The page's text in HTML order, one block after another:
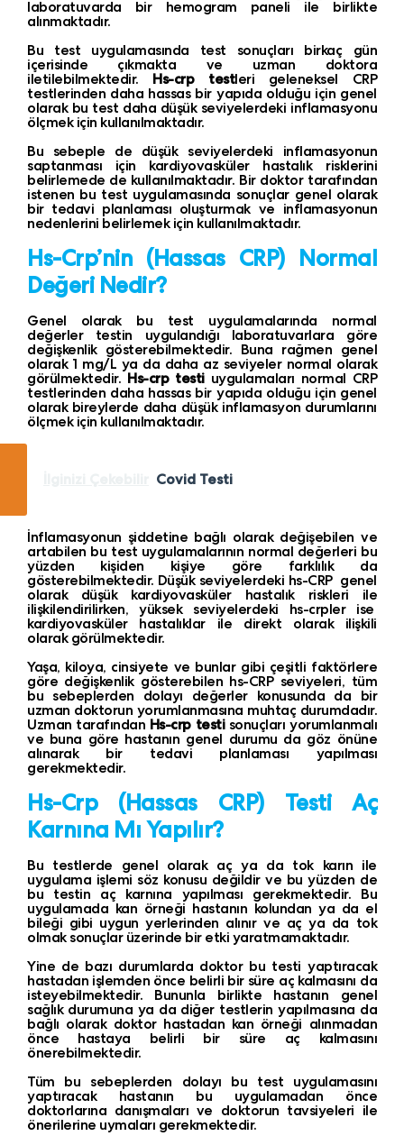
laboratuvarda bir hemogram paneli ile birlikte
alınmaktadır.
Bu test uygulamasında test sonuçları birkaç gün
içerisinde çıkmakta ve uzman doktora
iletilebilmektedir. Hs-crp testleri geleneksel CRP
testlerinden daha hassas bir yapıda olduğu için genel
olarak bu test daha düşük seviyelerdeki inflamasyonu
ölçmek için kullanılmaktadır.
Bu sebeple de düşük seviyelerdeki inflamasyonun
saptanması için kardiyovasküler hastalık risklerini
belirlemede de kullanılmaktadır. Bir doktor tarafından
istenen bu test uygulamasında sonuçlar genel olarak
bir tedavi planlaması oluşturmak ve inflamasyonun
nedenlerini belirlemek için kullanılmaktadır.
Hs-Crp’nin (Hassas CRP) Normal
Değeri Nedir?
Genel olarak bu test uygulamalarında normal
değerler testin uygulandığı laboratuvarlara göre
değişkenlik gösterebilmektedir. Buna rağmen genel
olarak 1 mg/L ya da daha az seviyeler normal olarak
görülmektedir. Hs-crp testiuygulamaları normal CRP
testlerinden daha hassas bir yapıda olduğu için genel
olarak bireylerde daha düşük inflamasyon durumlarını
ölçmek için kullanılmaktadır.
Covid Testi
İnflamasyonun şiddetine bağlı olarak değişebilen ve
artabilen bu test uygulamalarının normal değerleri bu
yüzden kişiden kişiye göre farklılık da
gösterebilmektedir. Düşük seviyelerdeki hs-CRP genel
olarak düşük kardiyovasküler hastalık riskleri ile
ilişkilendirilirken, yüksek seviyelerdeki hs-crpler ise
kardiyovasküler hastalıklar ile direkt olarak ilişkili
olarak görülmektedir.
Yaşa, kiloya, cinsiyete ve bunlar gibi çeşitli faktörlere
göre değişkenlik gösterebilen hs-CRP seviyeleri, tüm
bu sebeplerden dolayı değerler konusunda da bir
uzman doktorun yorumlanmasına muhtaç durumdadır.
Uzman tarafından Hs-crp testisonuçları yorumlanmalı
ve buna göre hastanın genel durumu da göz önüne
alınarak bir tedavi planlaması yapılması
gerekmektedir.
Hs-Crp (Hassas CRP) Testi Aç
Karnına Mı Yapılır?
Bu testlerde genel olarak aç ya da tok karın ile
uygulama işlemi söz konusu değildir ve bu yüzden de
bu testin aç karnına yapılması gerekmektedir. Bu
uygulamada kan örneği hastanın kolundan ya da el
bileği gibi uygun yerlerinden alınır ve aç ya da tok
olmak sonuçlar üzerinde bir etki yaratmamaktadır.
Yine de bazı durumlarda doktor bu testi yaptıracak
hastadan işlemden önce belirli bir süre aç kalmasını da
isteyebilmektedir. Bununla birlikte hastanın genel
sağlık durumuna ya da diğer testlerin yapılmasına da
bağlı olarak doktor hastadan kan örneği alınmadan
önce hastaya belirli bir süre aç kalmasını
önerebilmektedir.
Tüm bu sebeplerden dolayı bu test uygulamasını
yaptıracak hastanın bu uygulamadan önce
doktorlarına danışmaları ve doktorun tavsiyeleri ile
önerilerine uymaları gerekmektedir.